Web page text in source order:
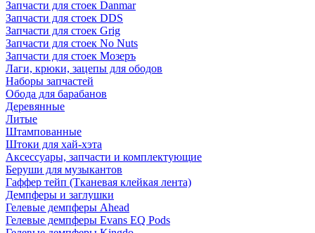
Запчасти для стоек Danmar
Запчасти для стоек DDS
Запчасти для стоек Grig
Запчасти для стоек No Nuts
Запчасти для стоек Мозеръ
Лаги, крюки, зацепы для ободов
Наборы запчастей
Обода для барабанов
Деревянные
Литые
Штампованные
Штоки для хай-хэта
Аксессуары, запчасти и комплектующие
Беруши для музыкантов
Гаффер тейп (Тканевая клейкая лента)
Демпферы и заглушки
Гелевые демпферы Ahead
Гелевые демпферы Evans EQ Pods